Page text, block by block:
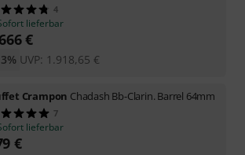
4
lieferbar
€
UVP: 1.918,65 €
Crampon Chadash Bb-Clarin. Barrel 64mm
7
lieferbar
€